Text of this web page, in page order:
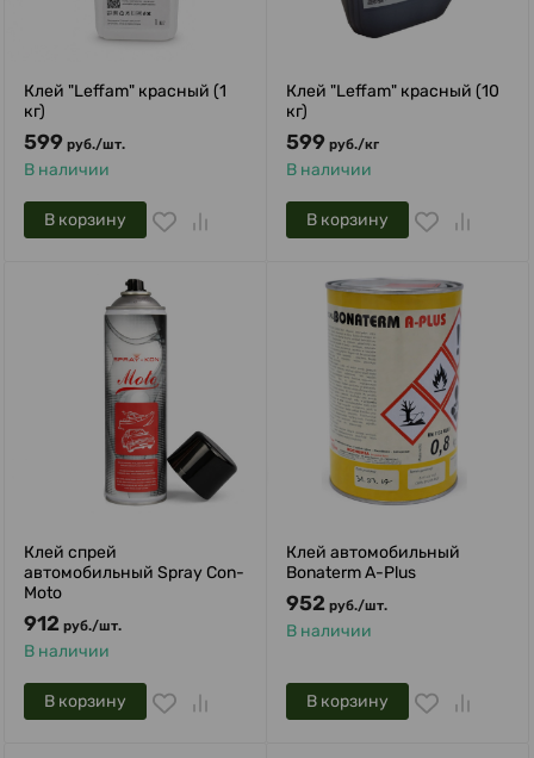
Клей "Leffam" красный (1
кг)
599 руб./шт.
В наличии
В корзину
Клей "Leffam" красный (10
кг)
599 руб./кг
В наличии
В корзину
Клей cпрей
автомобильный Spray Con-
Moto
912 руб./шт.
В наличии
В корзину
Клей автомобильный
Bonaterm A-Plus
952 руб./шт.
В наличии
В корзину